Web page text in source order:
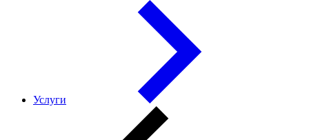
Услуги